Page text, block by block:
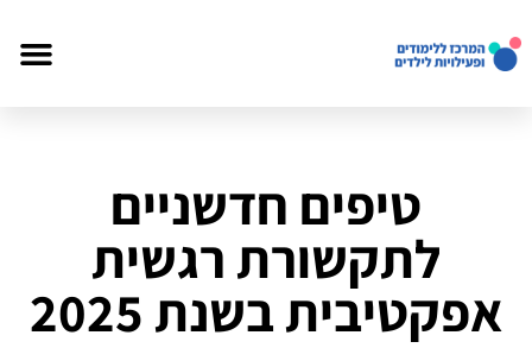
טיפים חדשניים
לתקשורת רגשית
אפקטיבית בשנת 2025